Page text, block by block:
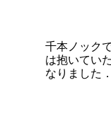
千本ノック
は抱いてい
なりました